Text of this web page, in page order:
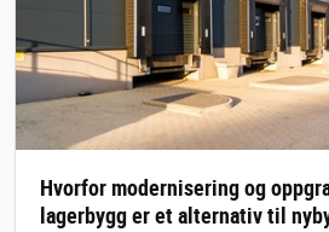
Hvorfor modernisering og
lagerbygg er et alternativ til